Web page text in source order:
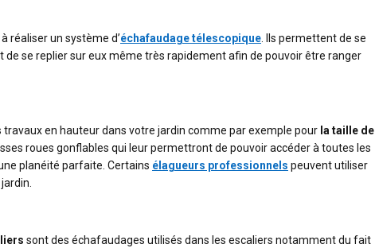
réaliser un système d’échafaudage télescopique. Ils permettent de se
se replier sur eux même très rapidement afin de pouvoir être ranger
en hauteur dans votre jardin comme par exemple pour la taille de
roues gonflables qui leur permettront de pouvoir accéder à toutes les
planéité parfaite. Certains élagueurs professionnels peuvent utiliser
sont des échafaudages utilisés dans les escaliers notamment du fait